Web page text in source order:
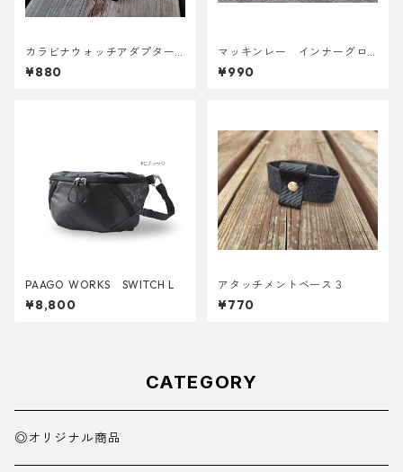
カラビナウォッチアダプターLi
te
¥880
マッキンレー インナーグロ
ーブ ノンスリップショート
¥990
PAAGO WORKS SWITCH L
¥8,800
アタッチメントベース３
¥770
CATEGORY
◎オリジナル商品